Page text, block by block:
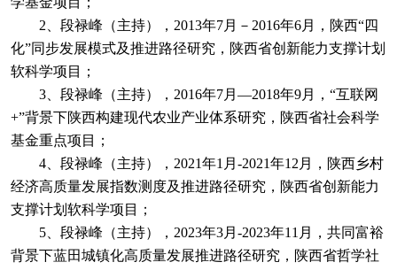
2、段禄峰（主持），2013年7月－2016年6月，陕西“四
化”同步发展模式及推进路径研究，陕西省创新能力支撑计划
软科学项目；
3、段禄峰（主持），2016年7月—2018年9月，“互联网
+”背景下陕西构建现代农业产业体系研究，陕西省社会科学
基金重点项目；
4、段禄峰（主持），2021年1月-2021年12月，陕西乡村
经济高质量发展指数测度及推进路径研究，陕西省创新能力
支撑计划软科学项目；
5、段禄峰（主持），2023年3月-2023年11月，共同富裕
背景下蓝田城镇化高质量发展推进路径研究，陕西省哲学社